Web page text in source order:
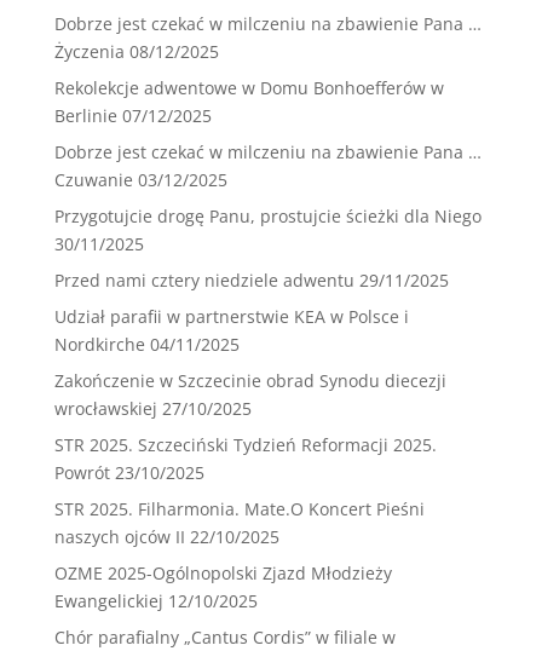
Dobrze jest czekać w milczeniu na zbawienie Pana …
Życzenia 08/12/2025
Rekolekcje adwentowe w Domu Bonhoefferów w
Berlinie 07/12/2025
Dobrze jest czekać w milczeniu na zbawienie Pana …
Czuwanie 03/12/2025
Przygotujcie drogę Panu, prostujcie ścieżki dla Niego
30/11/2025
Przed nami cztery niedziele adwentu 29/11/2025
Udział parafii w partnerstwie KEA w Polsce i
Nordkirche 04/11/2025
Zakończenie w Szczecinie obrad Synodu diecezji
wrocławskiej 27/10/2025
STR 2025. Szczeciński Tydzień Reformacji 2025.
Powrót 23/10/2025
STR 2025. Filharmonia. Mate.O Koncert Pieśni
naszych ojców II 22/10/2025
OZME 2025-Ogólnopolski Zjazd Młodzieży
Ewangelickiej 12/10/2025
Chór parafialny „Cantus Cordis” w filiale w